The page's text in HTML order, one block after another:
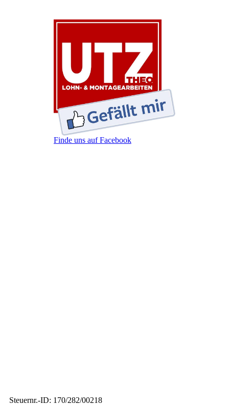
Finde uns auf Facebook
Steuernr.-ID: 170/282/00218